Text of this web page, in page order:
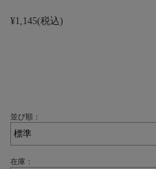
¥1,145(税込)
並び順：
在庫：